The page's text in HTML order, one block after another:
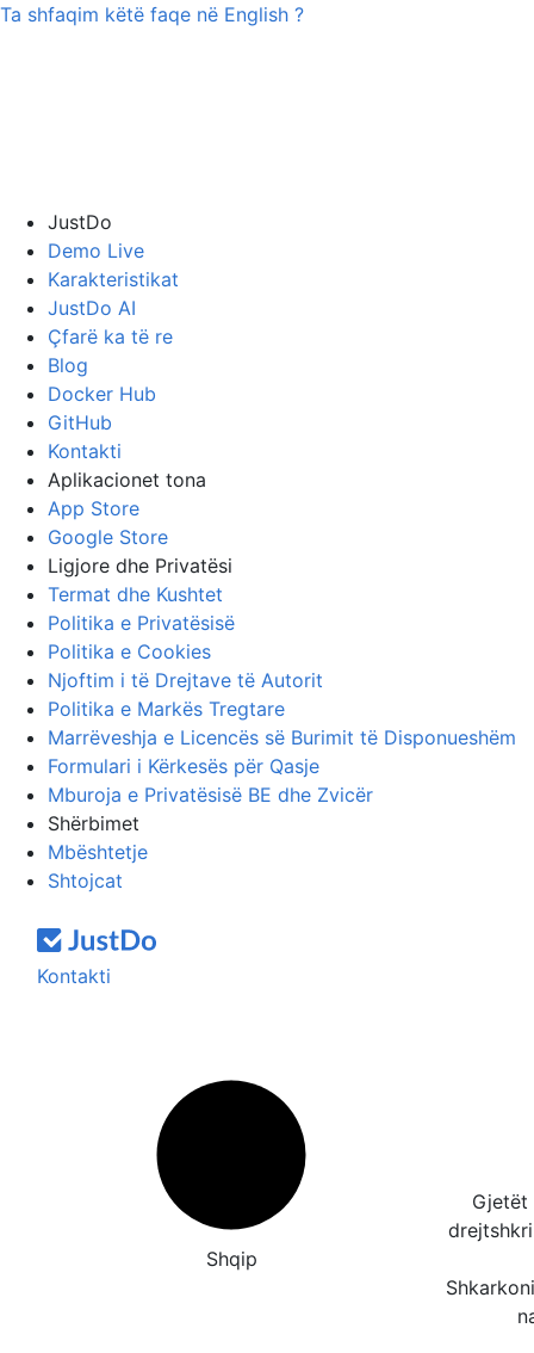
Ta shfaqim këtë faqe në English ?
JustDo
Demo Live
Karakteristikat
JustDo AI
Çfarë ka të re
Blog
Docker Hub
GitHub
Kontakti
Aplikacionet tona
App Store
Google Store
Ligjore dhe Privatësi
Termat dhe Kushtet
Politika e Privatësisë
Politika e Cookies
Njoftim i të Drejtave të Autorit
Politika e Markës Tregtare
Marrëveshja e Licencës së Burimit të Disponueshëm
Formulari i Kërkesës për Qasje
Mburoja e Privatësisë BE dhe Zvicër
Shërbimet
Mbështetje
Shtojcat
Kontakti
Shqip
Gjetët